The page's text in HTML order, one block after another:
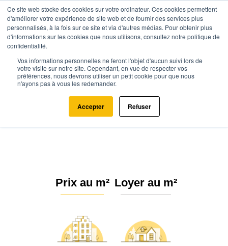
Ce site web stocke des cookies sur votre ordinateur. Ces cookies permettent
d'améliorer votre expérience de site web et de fournir des services plus
personnalisés, à la fois sur ce site et via d'autres médias. Pour obtenir plus
d'informations sur les cookies que nous utilisons, consultez notre politique de
confidentialité.
Vos informations personnelles ne feront l'objet d'aucun suivi lors de
votre visite sur notre site. Cependant, en vue de respecter vos
préférences, nous devrons utiliser un petit cookie pour que nous
n'ayons pas à vous les redemander.
Accepter Refuser
Agence.immo Prix immobilier Pays de la Loire Vendée
Les Pineaux (85320)
Estimation immobilière à Les
Pineaux : Prix m² 2026
Prix au m² Loyer au m²